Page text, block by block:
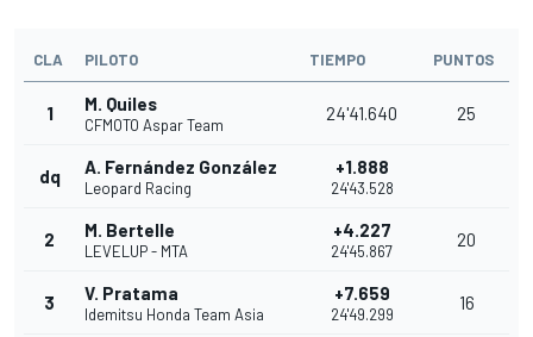
CLA PILOTO TIEMPO PUNTOS
1 M. Quiles
CFMOTO Aspar Team
24'41.640 25
dq A. Fernández González
Leopard Racing
+1.888
24'43.528
2 M. Bertelle
LEVELUP - MTA
+4.227
24'45.867
20
3 V. Pratama
Idemitsu Honda Team Asia
+7.659
24'49.299
16